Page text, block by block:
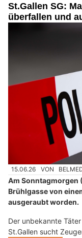
St.Gallen SG:
überfallen und
15.06.26 VON
Am Sonntagmorgen
Brühlgasse von
ausgeraubt worden.
Der unbekannte
St.Gallen sucht